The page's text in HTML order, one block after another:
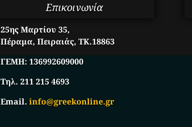
Επικοινωνία
25ης Μαρτίου 35,
Πέραμα, Πειραιάς, ΤΚ.18863
ΓΕΜΗ:136992609000
Τηλ. 211 215 4693
Email.info@greekonline.gr